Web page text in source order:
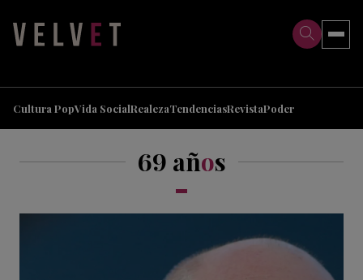
Cultura PopVida SocialRealezaTendenciasRevistaPoder
69 años